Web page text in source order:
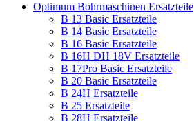
Optimum Bohrmaschinen Ersatzteile
B 13 Basic Ersatzteile
B 14 Basic Ersatzteile
B 16 Basic Ersatzteile
B 16H DH 18V Ersatzteile
B 17Pro Basic Ersatzteile
B 20 Basic Ersatzteile
B 24H Ersatzteile
B 25 Ersatzteile
B 28H Ersatzteile